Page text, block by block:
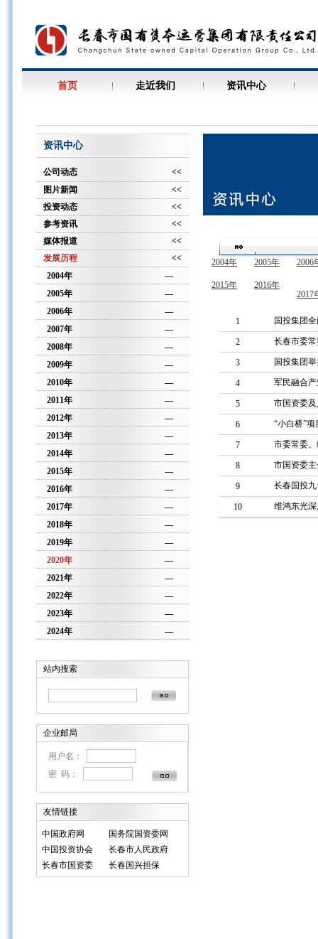
首页 走近我们 资讯中心
资讯中心
公司动态
<<
图片新闻
<<
投资动态
<<
参考资讯
<<
媒体报道
<<
发展历程
<<
2004年
—
2005年
—
2006年
—
2007年
—
2008年
—
2009年
—
2010年
—
2011年
—
2012年
—
2013年
—
2014年
—
2015年
—
2016年
—
2017年
—
2018年
—
2019年
—
2020年
—
2021年
—
2022年
—
2023年
—
2024年
—
站内搜索
企业邮局
用户名：
密 码：
友情链接
中国政府网
国务院国资委网
中国投资协会
长春市人民政府
长春市国资委
长春国兴担保
2004年 2005年 2006
2015年
2016年
2017
1 国投集团
2 长春市委
3 国投集团
4 军民融合
5 市国资委
6 “小白桥”
7 市委常委
8 市国资委
9 长春国投
10 维鸿东光